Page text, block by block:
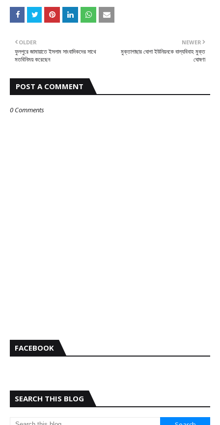
NEWER
মুক্তাগাছার ঘোগা ইউনিয়নকে বাল্যবিবাহ মুক্ত
ঘোষণা
OLDER
ফুলপুরে জামায়াতে ইসলাম সাংবাদিকদের সাথে
মতবিনিময় করেছেন
POST A COMMENT
0 Comments
FACEBOOK
SEARCH THIS BLOG